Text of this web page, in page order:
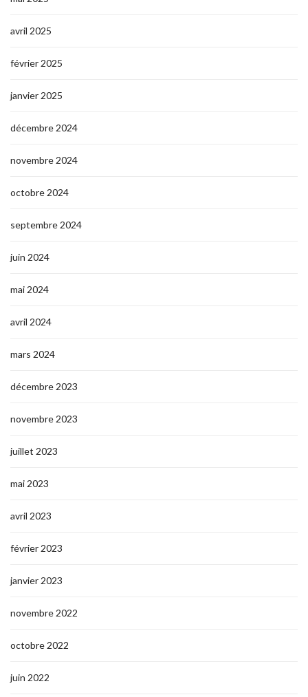
avril 2025
février 2025
janvier 2025
décembre 2024
novembre 2024
octobre 2024
septembre 2024
juin 2024
mai 2024
avril 2024
mars 2024
décembre 2023
novembre 2023
juillet 2023
mai 2023
avril 2023
février 2023
janvier 2023
novembre 2022
octobre 2022
juin 2022